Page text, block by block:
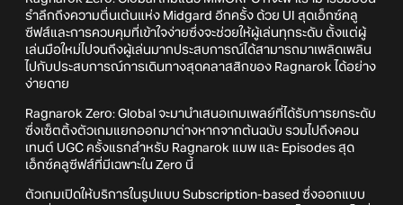
รำลึกถึงความตื่นเต้นแห่ง Midgard อีกครั้ง ด้วย UI สุดเอ็กซ์คลู
ซีฟส์และการควบคุมที่เข้าใจง่ายซึ่งจะช่วยให้ผู้เล่นทุกระดับ ตั้งแต่ผู้
เล่นมือใหม่ไปจนถึงผู้เล่นมากประสบการณ์ได้สามารถมาเพลิดเพลิน
ไปกับประสบการณ์การเดินทางสุดคลาสสิกของ Ragnarok ได้อย่าง
ง่ายดาย
Ragnarok Zero: Global จะมานำเสนอเกมเพลย์ที่ได้รับการยกระดับ
ซึ่งเซ็ตติ้งตัวเกมแยกออกมาต่างหากจากต้นฉบับ รวมไปถึงคอน
เทนต์ UGC ครั้งแรกสำหรับ Ragnarok แมพ และ Episodes สุด
เอ็กซ์คลูซีฟส์ที่มีเฉพาะใน Zero นี้
ตัวเกมเปิดให้บริการในรูปแบบ Subscription-based ซึ่งออกแบบ